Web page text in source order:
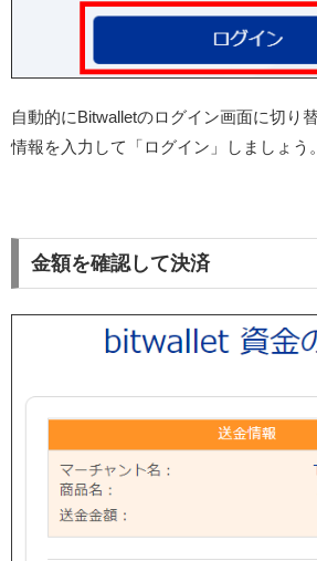
自動的にBitwalletのログイン画面に切り
情報を入力して「ログイン」しましょう。
金額を確認して決済